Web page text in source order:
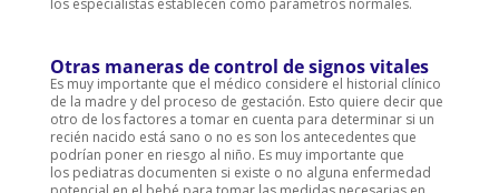
los especialistas establecen como parámetros normales.
Otras maneras de control de signos vitales
Es muy importante que el médico considere el historial clínico
de la madre y del proceso de gestación. Esto quiere decir que
otro de los factores a tomar en cuenta para determinar si un
recién nacido está sano o no es son los antecedentes que
podrían poner en riesgo al niño. Es muy importante que
los pediatras documenten si existe o no alguna enfermedad